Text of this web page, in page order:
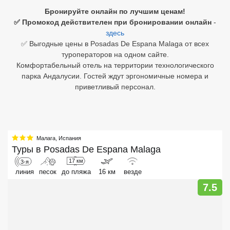
Бронируйте онлайн по лучшим ценам!
✅ Промокод действителен при бронировании онлайн -
здесь
✅ Выгодные цены в Posadas De Espana Malaga от всех
туроператоров на одном сайте.
Комфортабельный отель на территории технологического
парка Андалусии. Гостей ждут эргономичные номера и
приветливый персонал.
Малага, Испания
Туры в Posadas De Espana Malaga
3-я
линия песок
17 км
до пляжа 16 км везде
7.5
Египет
Куба
Бали
Северный Гоа
Южный Гоа